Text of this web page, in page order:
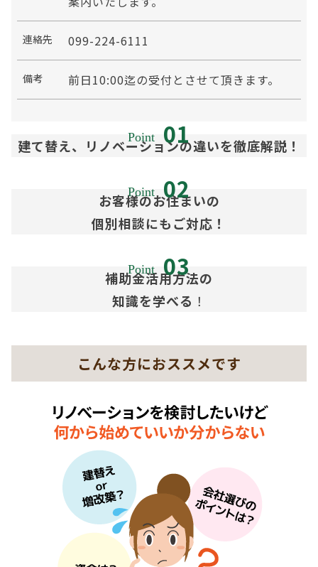
連絡先 099-224-6111
備考 前日10:00迄の受付とさせて頂きます。
建て替え、リノベーションの違いを徹底解説！
お客様のお住まいの
個別相談にもご対応！
補助金活用方法の
知識を学べる ！
こんな方におススメです